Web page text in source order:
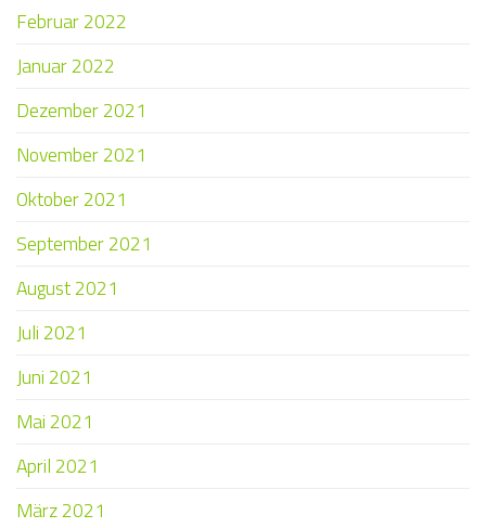
Februar 2022
Januar 2022
Dezember 2021
November 2021
Oktober 2021
September 2021
August 2021
Juli 2021
Juni 2021
Mai 2021
April 2021
März 2021